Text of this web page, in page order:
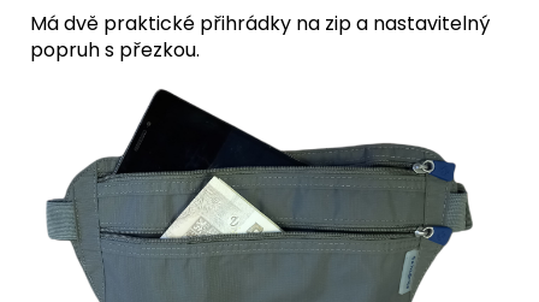
Má dvě praktické přihrádky na zip a nastavitelný
popruh s přezkou.